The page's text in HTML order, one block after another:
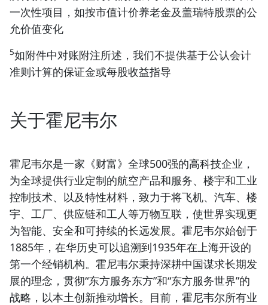
一次性项目，如按市值计价养老金及盖瑞特股票的公
允价值变化
5如附件中对账附注所述，我们不提供基于公认会计
准则计算的保证金或每股收益指导
关于霍尼韦尔
霍尼韦尔是一家《财富》全球500强的高科技企业，
为全球提供行业定制的航空产品和服务、楼宇和工业
控制技术、以及特性材料，致力于将飞机、汽车、楼
宇、工厂、供应链和工人等万物互联，使世界实现更
为智能、安全和可持续的长远发展。霍尼韦尔始创于
1885年，在华历史可以追溯到1935年在上海开设的
第一个经销机构。霍尼韦尔秉持深耕中国谋求长期发
展的理念，贯彻“东方服务东方”和“东方服务世界”的
战略，以本土创新推动增长。目前，霍尼韦尔所有业